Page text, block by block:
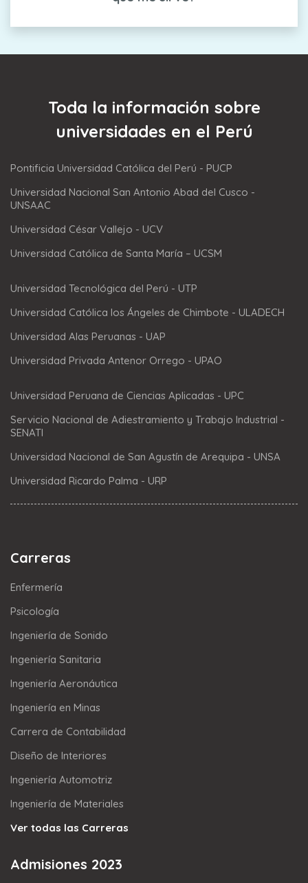
Toda la información sobre
universidades en el Perú
Pontificia Universidad Católica del Perú - PUCP
Universidad Nacional San Antonio Abad del Cusco -
UNSAAC
Universidad César Vallejo - UCV
Universidad Católica de Santa María – UCSM
Universidad Tecnológica del Perú - UTP
Universidad Católica los Ángeles de Chimbote - ULADECH
Universidad Alas Peruanas - UAP
Universidad Privada Antenor Orrego - UPAO
Universidad Peruana de Ciencias Aplicadas - UPC
Servicio Nacional de Adiestramiento y Trabajo Industrial -
SENATI
Universidad Nacional de San Agustín de Arequipa - UNSA
Universidad Ricardo Palma - URP
Carreras
Enfermería
Psicología
Ingeniería de Sonido
Ingeniería Sanitaria
Ingeniería Aeronáutica
Ingeniería en Minas
Carrera de Contabilidad
Diseño de Interiores
Ingeniería Automotriz
Ingeniería de Materiales
Ver todas las Carreras
Admisiones 2023